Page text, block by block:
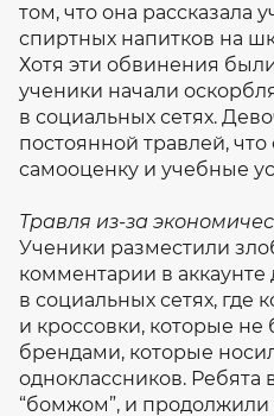
том, что она рассказала
спиртных напитков на
Хотя эти обвинения
ученики начали
в социальных сетях.
постоянной травлей,
самооценку и учебные
Травля из-за
Ученики разместили
комментарии в аккаунте
в социальных сетях,
и кроссовки, которые
брендами, которые
одноклассников. Ребята
“бомжом”, и